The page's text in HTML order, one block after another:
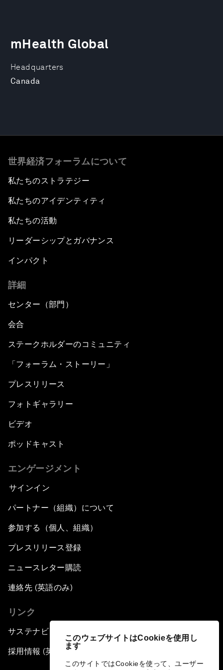
このウェブサイトはCookieを使用し
ます
このサイトではCookieを使って、ユーザー
Headquarters
Canada
mHealth Global
世界経済フォーラムについて
私たちのストラテジー
私たちのアイデンティティ
私たちの活動
リーダーシップとガバナンス
インパクト
詳細
センター（部門）
会合
ステークホルダーのコミュニティ
「フォーラム・ストーリー」
プレスリリース
フォトギャラリー
ビデオ
ポッドキャスト
エンゲージメント
サインイン
パートナー（組織）について
参加する（個人、組織）
プレスリリース登録
ニュースレター購読
連絡先 (英語のみ)
リンク
サステナビリティへの取り組み
採用情報 (英語のみ)